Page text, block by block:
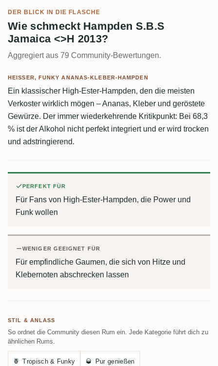
DER BLICK IN DIE FLASCHE
Wie schmeckt Hampden S.B.S
Jamaica <>H 2013?
Aggregiert aus 79 Community-Bewertungen.
HEISSER, FUNKY ANANAS-KLEBER-HAMPDEN
Ein klassischer High-Ester-Hampden, den die meisten
Verkoster wirklich mögen – Ananas, Kleber und geröstete
Gewürze. Der immer wiederkehrende Kritikpunkt: Bei 68,3
% ist der Alkohol nicht perfekt integriert und er wird trocken
und adstringierend.
PERFEKT FÜR
Für Fans von High-Ester-Hampden, die Power und
Funk wollen
WENIGER GEEIGNET FÜR
Für empfindliche Gaumen, die sich von Hitze und
Klebernoten abschrecken lassen
STIL & ANLASS
So ordnet die Community diesen Rum ein. Jede Kategorie führt dich zu
ähnlichen Rums.
🍍 Tropisch & Funky 🥃 Pur genießen